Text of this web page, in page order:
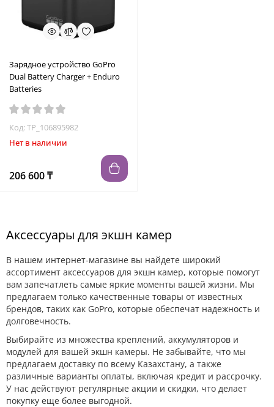
Зарядное устройство GoPro
Dual Battery Charger + Enduro
Batteries
Код: TP_106895982
Нет в наличии
206 600 ₸
Аксессуары для экшн камер
В нашем интернет-магазине вы найдете широкий
ассортимент аксессуаров для экшн камер, которые помогут
вам запечатлеть самые яркие моменты вашей жизни. Мы
предлагаем только качественные товары от известных
брендов, таких как GoPro, которые обеспечат надежность и
долговечность.
Выбирайте из множества креплений, аккумуляторов и
модулей для вашей экшн камеры. Не забывайте, что мы
предлагаем доставку по всему Казахстану, а также
различные варианты оплаты, включая кредит и рассрочку.
У нас действуют регулярные акции и скидки, что делает
покупку еще более выгодной.